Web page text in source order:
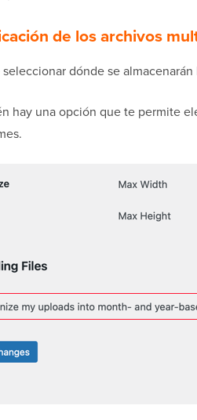
de los archivos
dónde se
hay una opción que te permite